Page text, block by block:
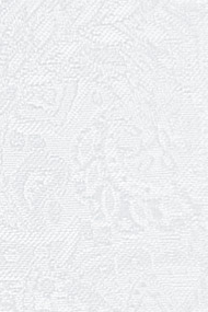
«Два
Мись!
року!